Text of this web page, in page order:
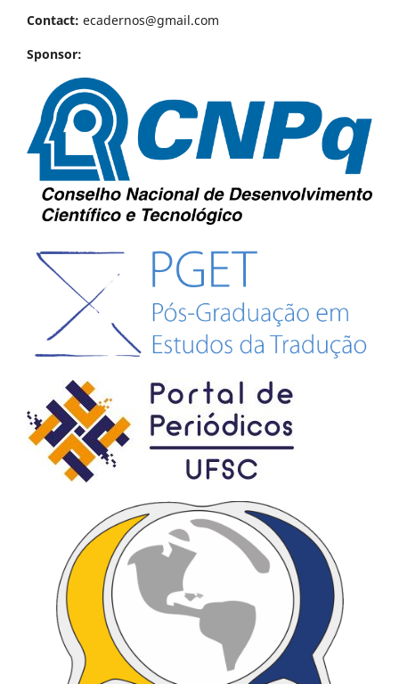
Contact: ecadernos@gmail.com
Sponsor: